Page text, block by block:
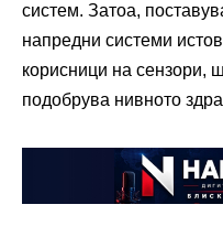
систем. Затоа,
напредни системи
корисници на сензори,
подобрува нивното